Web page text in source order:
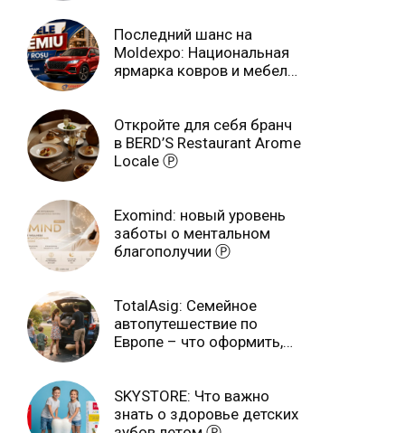
Последний шанс на
Moldexpo: Национальная
ярмарка ковров и мебели
Откройте для себя бранч
в BERD’S Restaurant Arome
Locale Ⓟ
Exomind: новый уровень
заботы о ментальном
благополучии Ⓟ
TotalAsig: Семейное
автопутешествие по
Европе – что оформить,
SKYSTORE: Что важно
знать о здоровье детских